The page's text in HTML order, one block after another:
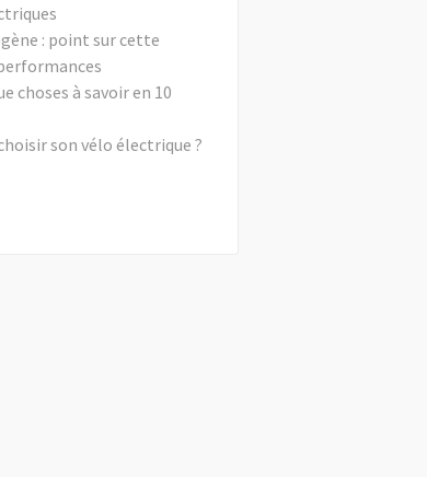
: point sur cette
choses à savoir en 10
son vélo électrique ?